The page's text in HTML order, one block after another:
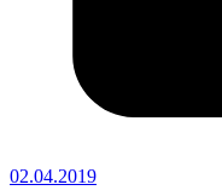
02.04.2019